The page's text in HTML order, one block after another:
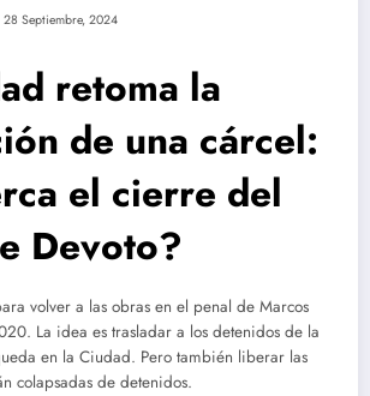
28 Septiembre, 2024
retoma la
de una cárcel:
el cierre del
Devoto?
volver a las obras en el penal de Marcos
La idea es trasladar a los detenidos de la
en la Ciudad. Pero también liberar las
colapsadas de detenidos.